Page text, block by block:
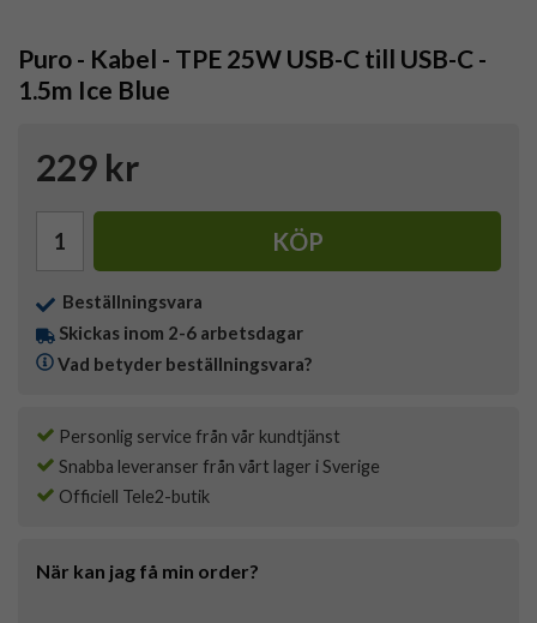
Puro - Kabel - TPE 25W USB-C till USB-C -
1.5m Ice Blue
229 kr
KÖP
Beställningsvara
Skickas inom 2-6 arbetsdagar
Vad betyder beställningsvara?
Personlig service från vår kundtjänst
Snabba leveranser från vårt lager i Sverige
Officiell Tele2-butik
När kan jag få min order?